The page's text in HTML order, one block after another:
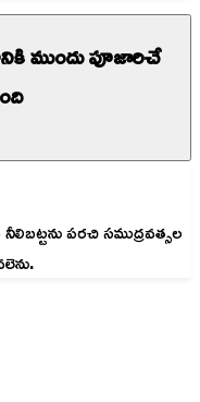
ముందు పూజారిచే
పరచి సముద్రవత్సల